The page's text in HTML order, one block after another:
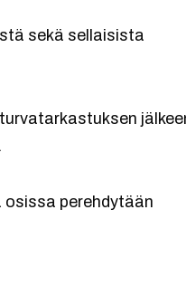
sekä sellaisista
perehdytään